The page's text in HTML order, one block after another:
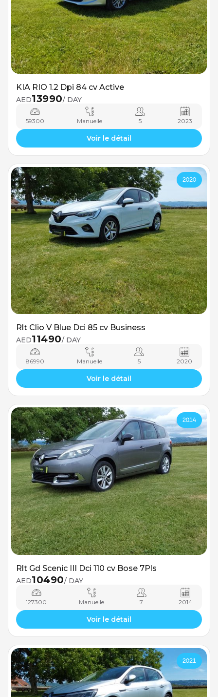
KIA RIO 1.2 Dpi 84 cv Active
AED13990/ DAY
59300 Manuelle 5 2023
Voir le détail
2020
Rlt Clio V Blue Dci 85 cv Business
AED11490/ DAY
86990 Manuelle 5 2020
Voir le détail
2014
Rlt Gd Scenic III Dci 110 cv Bose 7Pls
AED10490/ DAY
127300 Manuelle 7 2014
Voir le détail
2021